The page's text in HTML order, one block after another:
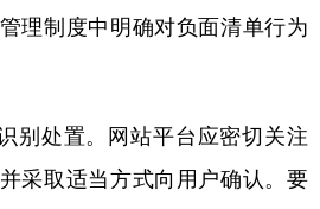
理制度中明确对负面清单行为
处置。网站平台应密切关注
采取适当方式向用户确认。要